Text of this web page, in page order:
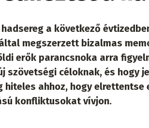
hadsereg a következő
megszerzett bizalmas
erők parancsnoka arra
szövetségi céloknak, és hogy
hiteles ahhoz, hogy
konfliktusokat vívjon.